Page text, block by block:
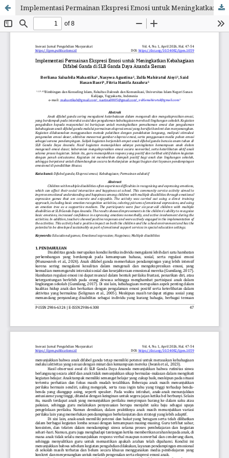
Implementasi Permainan Ekspresi Emosi untuk Meningkatkan Kebahagiaan Difabel Ganda di SLB Ganda Daya Ananda Sleman